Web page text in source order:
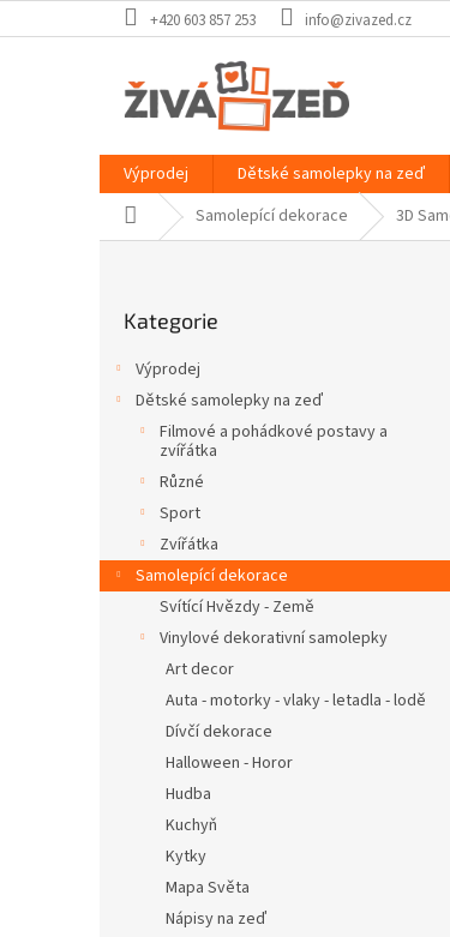
na
+420 603 857 253 info@zivazed.cz
Výprodej Dětské samolepky na zeď
Domů Samolepící dekorace 3D
e
l
kategorie
Kategorie
Výprodej
Dětské samolepky na zeď
Filmové a pohádkové postavy a
zvířátka
Různé
Sport
Zvířátka
Samolepící dekorace
Svítící Hvězdy - Země
Vinylové dekorativní samolepky
Art decor
Auta - motorky - vlaky - letadla - lodě
Dívčí dekorace
Halloween - Horor
Hudba
Kuchyň
Kytky
Mapa Světa
Nápisy na zeď